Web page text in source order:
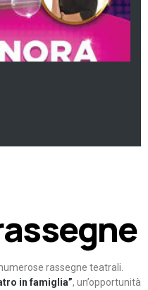
rassegne teatrali.
in famiglia”, un’opportunità